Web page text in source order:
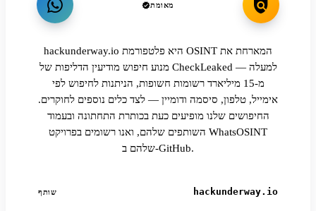
מאומת
hackunderway.io היא פלטפורמת OSINT המארחת את
מנוע חיפוש מודיעין הדליפות של CheckLeaked — למעלה
מ-15 מיליארד רשומות חשופות, הניתנות לחיפוש לפי
אימייל, טלפון, סיסמה ודומיין — לצד כלים נוספים לחוקרים.
החיפושים שלנו מופיעים כעת בכותרת התחתונה ובעמוד
השותפים שלהם, ואנו רשומים בפרויקט WhatsOSINT
שלהם ב-GitHub.
שותף hackunderway.io